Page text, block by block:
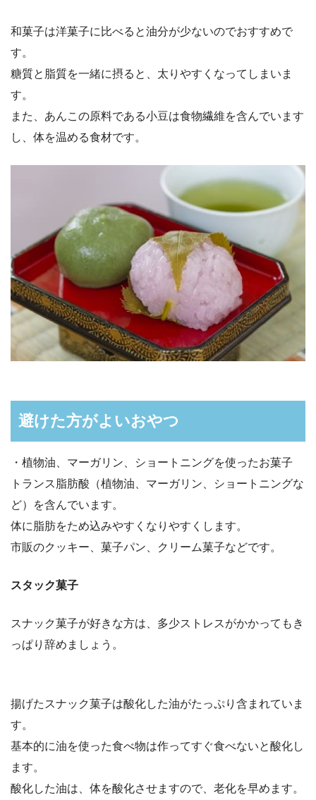
和菓子は洋菓子に比べると油分が少ないのでおすすめで
す。
糖質と脂質を一緒に摂ると、太りやすくなってしまいま
す。
また、あんこの原料である小豆は食物繊維を含んでいます
し、体を温める食材です。
避けた方がよいおやつ
・植物油、マーガリン、ショートニングを使ったお菓子
トランス脂肪酸（植物油、マーガリン、ショートニングな
ど）を含んでいます。
体に脂肪をため込みやすくなりやすくします。
市販のクッキー、菓子パン、クリーム菓子などです。
スタック菓子
スナック菓子が好きな方は、多少ストレスがかかってもき
っぱり辞めましょう。
揚げたスナック菓子は酸化した油がたっぷり含まれていま
す。
基本的に油を使った食べ物は作ってすぐ食べないと酸化し
ます。
酸化した油は、体を酸化させますので、老化を早めます。